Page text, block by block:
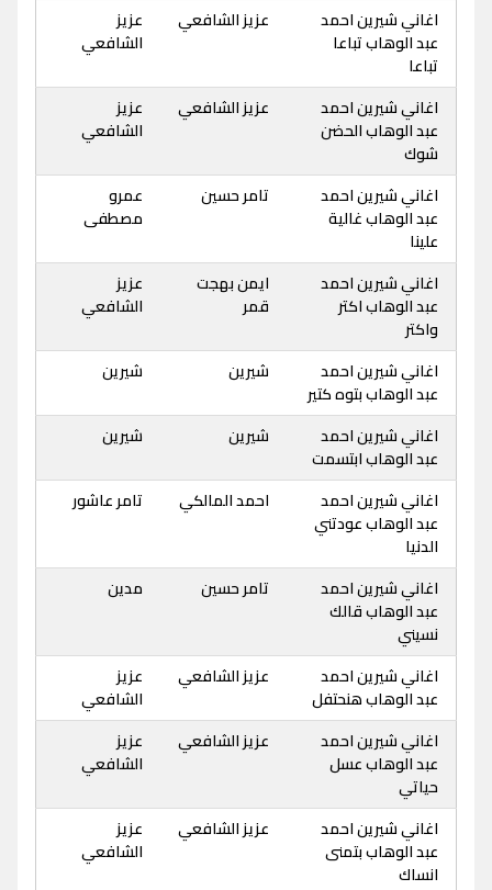
اغاني شيرين احمد
عبد الوهاب تباعا
تباعا
عزيز الشافعي
عزيز
الشافعي
اغاني شيرين احمد
عبد الوهاب الحضن
شوك
عزيز الشافعي
عزيز
الشافعي
اغاني شيرين احمد
عبد الوهاب غالية
علينا
تامر حسين
عمرو
مصطفى
اغاني شيرين احمد
عبد الوهاب اكتر
واكتر
ايمن بهجت
قمر
عزيز
الشافعي
اغاني شيرين احمد
عبد الوهاب بتوه كتير
شيرين شيرين
اغاني شيرين احمد
عبد الوهاب ابتسمت
شيرين شيرين
اغاني شيرين احمد
عبد الوهاب عودتني
الدنيا
احمد المالكي تامر عاشور
اغاني شيرين احمد
عبد الوهاب قالك
نسيني
تامر حسين مدين
اغاني شيرين احمد
عبد الوهاب هنحتفل
عزيز الشافعي
عزيز
الشافعي
اغاني شيرين احمد
عبد الوهاب عسل
حياتي
عزيز الشافعي
عزيز
الشافعي
اغاني شيرين احمد
عبد الوهاب بتمنى
انساك
عزيز الشافعي
عزيز
الشافعي